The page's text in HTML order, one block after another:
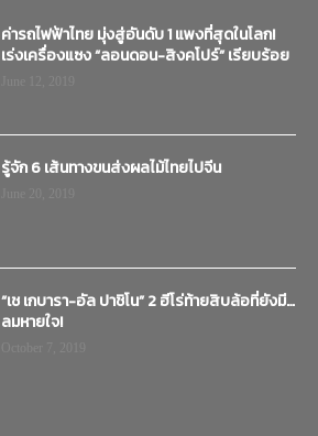
ค่ารถไฟฟ้าไทย มุ่งสู่อันดับ 1 แพงที่สุดในโลก!
เร่งเครื่องแซง “ลอนดอน-สิงคโปร์” เรียบร้อย
รู้จัก 6 เส้นทางขนส่งผลไม้ไทยไปจีน
“เช เกบารา-อัล ปาชิโน” 2 ฮีโร่ท้ายสิบล้อที่ยังมี…
ลมหายใจ!